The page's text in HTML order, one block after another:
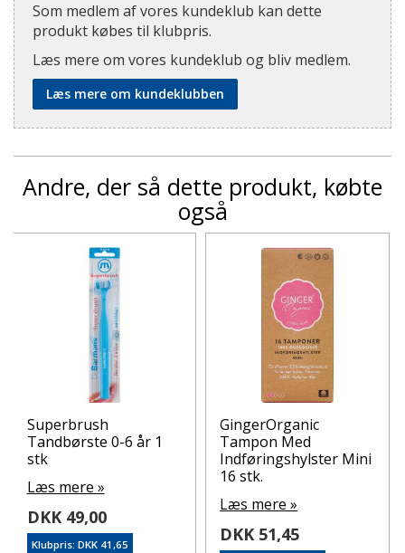
Som medlem af vores kundeklub kan dette
produkt købes til klubpris.
Læs mere om vores kundeklub og bliv medlem.
Læs mere om kundeklubben
Andre, der så dette produkt, købte
også
Superbrush
Tandbørste 0-6 år 1
stk
Læs mere »
DKK 49,00
Klubpris: DKK 41,65
GingerOrganic
Tampon Med
Indføringshylster Mini
16 stk.
Læs mere »
DKK 51,45